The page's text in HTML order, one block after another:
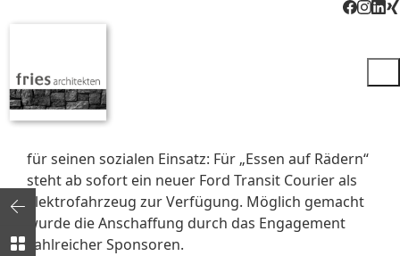
FAHRZEUG FÜR AWO
fries architekten unterstützen AWO Vallendar
Der Ortsverein der Arbeiterwohlfahrt Vallendar
für seinen sozialen Einsatz: Für „Essen auf Rädern“
steht ab sofort ein neuer Ford Transit Courier als
Elektrofahrzeug zur Verfügung. Möglich gemacht
wurde die Anschaffung durch das Engagement
zahlreicher Sponsoren.